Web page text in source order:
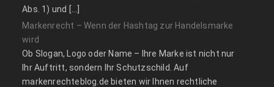
Abs. 1) und […]
Markenrecht – Wenn der Hashtag zur Handelsmarke
wird
Ob Slogan, Logo oder Name – Ihre Marke ist nicht nur
Ihr Auftritt, sondern Ihr Schutzschild. Auf
markenrechteblog.de bieten wir Ihnen rechtliche